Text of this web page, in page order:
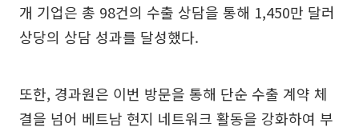
개 기업은 총 98건의 수출 상담을 통해 1,450만 달러
상당의 상담 성과를 달성했다.
또한, 경과원은 이번 방문을 통해 단순 수출 계약 체
결을 넘어 베트남 현지 네트워크 활동을 강화하여 부